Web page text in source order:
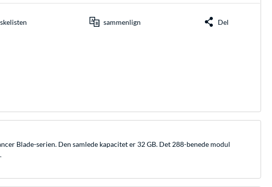
sammenlign Del
Blade-serien. Den samlede kapacitet er 32 GB. Det 288-benede modul